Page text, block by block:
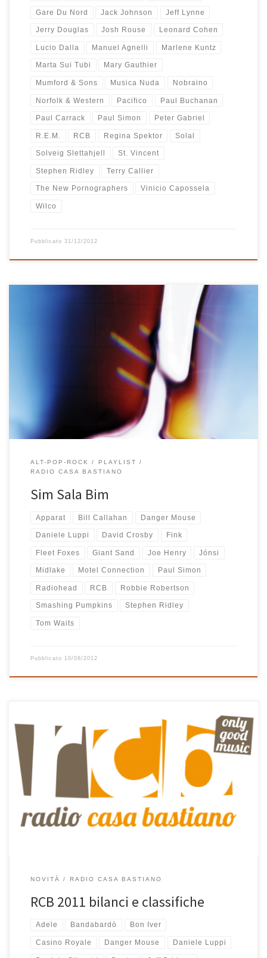
Gare Du Nord Jack Johnson Jeff Lynne
Jerry Douglas Josh Rouse Leonard Cohen
Lucio Dalla Manuel Agnelli Marlene Kuntz
Marta Sui Tubi Mary Gauthier
Mumford & Sons Musica Nuda Nobraino
Norfolk & Western Pacifico Paul Buchanan
Paul Carrack Paul Simon Peter Gabriel
R.E.M. RCB Regina Spektor Solal
Solveig Slettahjell St. Vincent
Stephen Ridley Terry Callier
The New Pornographers Vinicio Capossela
Wilco
Pubblicato 31/12/2012
Quando ho finito di comporre la playlist di luglio di RCB era ormai
tarda notte, faceva caldo, le finestre della casa erano tutte aperte
e lasciavano entrare gli odori dell’estate. Ho pensato di uscire in
giardino mentre avevo ancora in mente le note di alcune canzoni
ascoltate in cuffia. Sono uscito a […]
ALT-POP-ROCK
PLAYLIST
RADIO CASA BASTIANO
Sim Sala Bim
Apparat Bill Callahan Danger Mouse
Daniele Luppi David Crosby Fink
Fleet Foxes Giant Sand Joe Henry Jónsi
Midlake Motel Connection Paul Simon
Radiohead RCB Robbie Robertson
Smashing Pumpkins Stephen Ridley
Tom Waits
Pubblicato 10/08/2012
Fine anno, tempo di bilanci e classifiche per RCB. Le statistiche
dicono che dal 1 gennaio 2011 ad oggi si sono collegati alla radio
ben 16.303 ascoltatori unici provenienti da USA, Italia, Canada,
Inghilterra, Giappone, Francia, Nuova Zelanda, Romania,
Norvegia, Russia, Spagna, Repubblica Ceca, Filippine, Polonia,
Germania, Colombia e Messico […]
NOVITÀ RADIO CASA BASTIANO
RCB 2011 bilanci e classifiche
Adele Bandabardò Bon Iver
Casino Royale Danger Mouse Daniele Luppi